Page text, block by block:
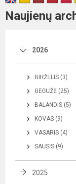
Naujienų
2026
BIRŽELIS (3)
GEGUŽĖ (25)
BALANDIS (5)
KOVAS (9)
VASARIS (4)
SAUSIS (9)
2025